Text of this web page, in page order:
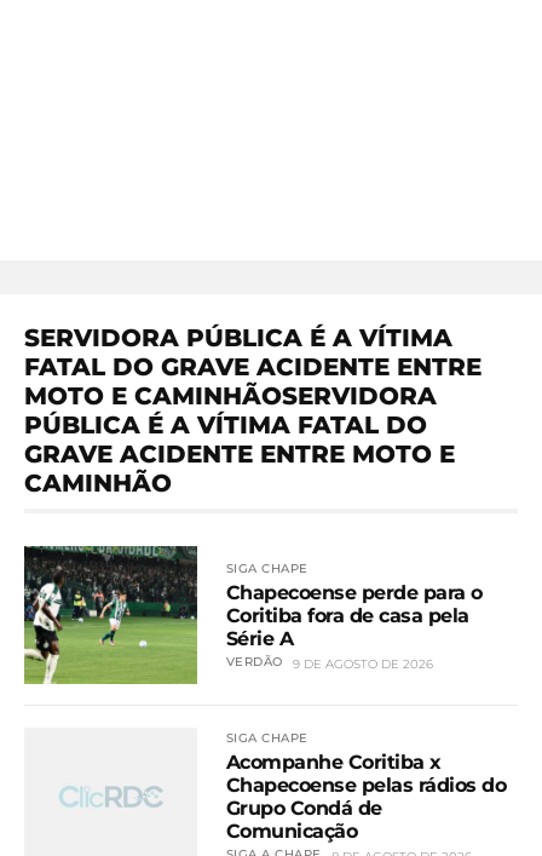
SERVIDORA PÚBLICA É A VÍTIMA
FATAL DO GRAVE ACIDENTE ENTRE
MOTO E CAMINHÃOSERVIDORA
PÚBLICA É A VÍTIMA FATAL DO
GRAVE ACIDENTE ENTRE MOTO E
CAMINHÃO
SIGA CHAPE
Chapecoense perde para o
Coritiba fora de casa pela
Série A
VERDÃO 9 DE AGOSTO DE 2026
SIGA CHAPE
Acompanhe Coritiba x
Chapecoense pelas rádios do
Grupo Condá de
Comunicação